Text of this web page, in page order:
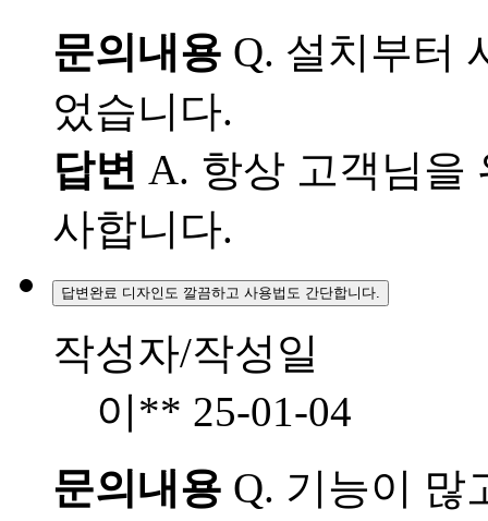
문의내용 Q. 설치부터
었습니다.
답변 A. 항상 고객님을
사합니다.
답변완료 디자인도 깔끔하고 사용법도 간단합니다.
작성자/작성일
이** 25-01-04
문의내용 Q. 기능이 많